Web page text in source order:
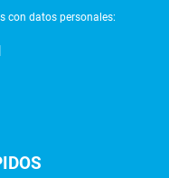
con datos personales: